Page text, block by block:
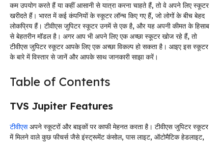
कम उपयोग करते हैं या कहीं आसानी से यात्रा करना चाहते हैं, तो वे अपने लिए स्कूटर
खरीदते हैं। भारत में कई कंपनियों के स्कूटर लॉन्च किए गए हैं, जो लोगों के बीच बेहद
लोकप्रिय हैं। टीवीएस जुपिटर स्कूटर उनमें से एक है, और यह अपनी कीमत के हिसाब
से बेहतरीन मॉडल है। अगर आप भी अपने लिए एक अच्छा स्कूटर खोज रहे हैं, तो
टीवीएस जुपिटर स्कूटर आपके लिए एक अच्छा विकल्प हो सकता है। आइए इस स्कूटर
के बारे में विस्तार से जानें और आपके साथ जानकारी साझा करें।
Table of Contents
TVS Jupiter Features
टीवीएसअपने स्कूटरों और बाइकों पर काफी मेहनत करता है। टीवीएस जुपिटर स्कूटर
में मिलने वाले कुछ फीचर्स जैसे इंस्ट्रूमेंट कंसोल, पास लाइट, ऑटोमैटिक हेडलाइट,